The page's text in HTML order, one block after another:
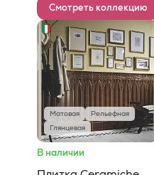
Смотреть коллекцию
Матовая
Рельефная
Глянцевая
В наличии